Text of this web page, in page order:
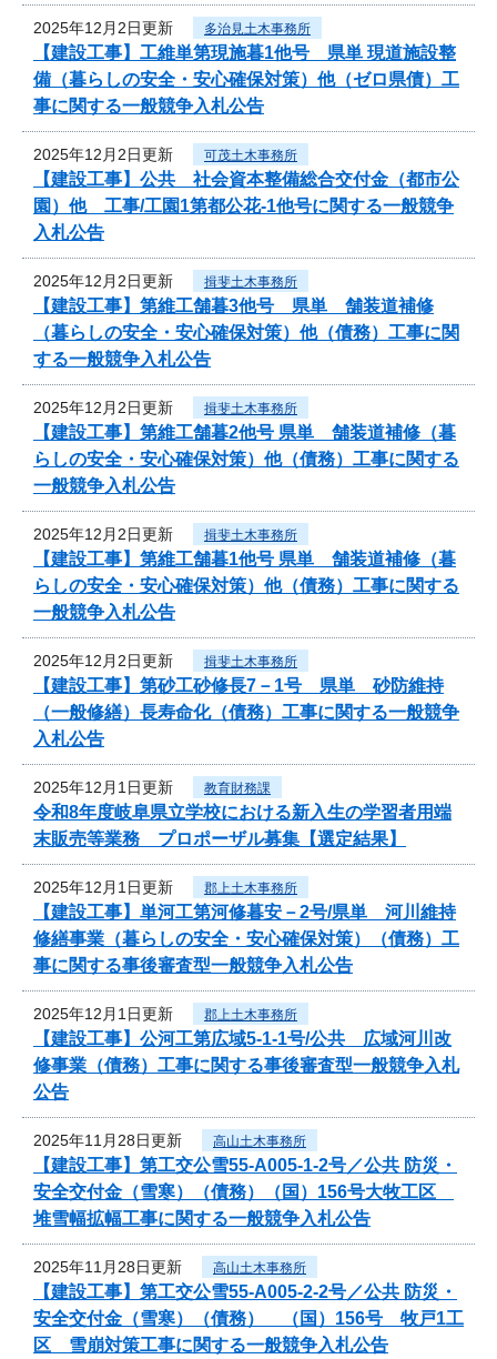
2025年12月2日更新 多治見土木事務所
【建設工事】工維単第現施暮1他号 県単 現道施設整
備（暮らしの安全・安心確保対策）他（ゼロ県債）工
事に関する一般競争入札公告
2025年12月2日更新 可茂土木事務所
【建設工事】公共 社会資本整備総合交付金（都市公
園）他 工事/工園1第都公花-1他号に関する一般競争
入札公告
2025年12月2日更新 揖斐土木事務所
【建設工事】第維工舗暮3他号 県単 舗装道補修
（暮らしの安全・安心確保対策）他（債務）工事に関
する一般競争入札公告
2025年12月2日更新 揖斐土木事務所
【建設工事】第維工舗暮2他号 県単 舗装道補修（暮
らしの安全・安心確保対策）他（債務）工事に関する
一般競争入札公告
2025年12月2日更新 揖斐土木事務所
【建設工事】第維工舗暮1他号 県単 舗装道補修（暮
らしの安全・安心確保対策）他（債務）工事に関する
一般競争入札公告
2025年12月2日更新 揖斐土木事務所
【建設工事】第砂工砂修長7－1号 県単 砂防維持
（一般修繕）長寿命化（債務）工事に関する一般競争
入札公告
2025年12月1日更新 教育財務課
令和8年度岐阜県立学校における新入生の学習者用端
末販売等業務 プロポーザル募集【選定結果】
2025年12月1日更新 郡上土木事務所
【建設工事】単河工第河修暮安－2号/県単 河川維持
修繕事業（暮らしの安全・安心確保対策）（債務）工
事に関する事後審査型一般競争入札公告
2025年12月1日更新 郡上土木事務所
【建設工事】公河工第広域5-1-1号/公共 広域河川改
修事業（債務）工事に関する事後審査型一般競争入札
公告
2025年11月28日更新 高山土木事務所
【建設工事】第工交公雪55-A005-1-2号／公共 防災・
安全交付金（雪寒）（債務）（国）156号大牧工区
堆雪幅拡幅工事に関する一般競争入札公告
2025年11月28日更新 高山土木事務所
【建設工事】第工交公雪55-A005-2-2号／公共 防災・
安全交付金（雪寒）（債務） （国）156号 牧戸1工
区 雪崩対策工事に関する一般競争入札公告